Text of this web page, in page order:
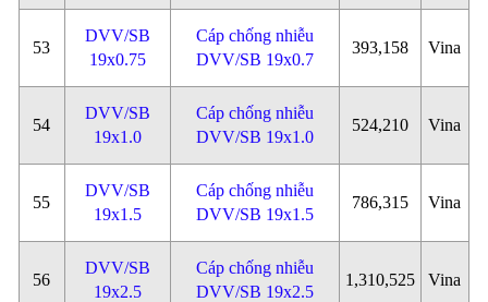
53
DVV/SB
19x0.75
Cáp chống nhiễu
DVV/SB 19x0.7
393,158 Vina
54
DVV/SB
19x1.0
Cáp chống nhiễu
DVV/SB 19x1.0
524,210 Vina
55
DVV/SB
19x1.5
Cáp chống nhiễu
DVV/SB 19x1.5
786,315 Vina
56
DVV/SB
19x2.5
Cáp chống nhiễu
DVV/SB 19x2.5
1,310,525 Vina